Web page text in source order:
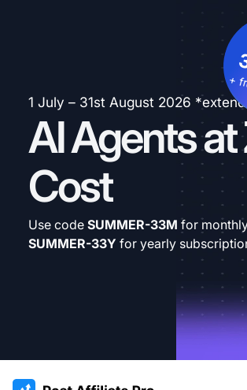
1 July – 31st August 2026
AI Agents
Cost
+
Use code SUMMER-33M for
SUMMER-33Y for yearly